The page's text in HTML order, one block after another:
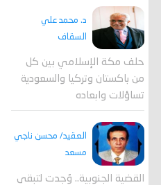
د. محمد علي
السقاف
حلف مكة الإسلامي بين كل
من باكستان وتركيا والسعودية
تساؤلات وابعاده
العقيد/ محسن ناجي
مسعد
القضية الجنوبية.. وُجدت لتبقى